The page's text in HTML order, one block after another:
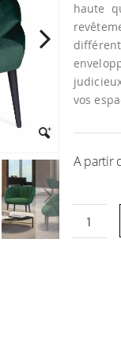
haute
vos
A partir